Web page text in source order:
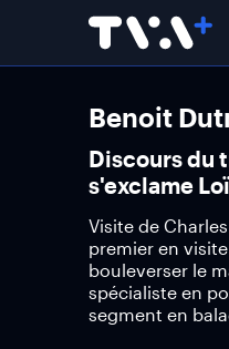
Benoit
Discours du
s'exclame
Visite de
premier en
bouleverser le
spécialiste en
segment en